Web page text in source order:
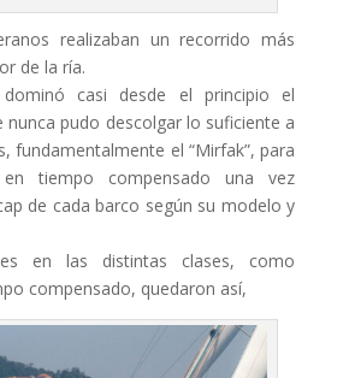
realizaban un recorrido más
de la ría.
casi desde el principio el
nunca pudo descolgar lo suficiente a
fundamentalmente el “Mirfak”, para
tiempo compensado una vez
de cada barco según su modelo y
en las distintas clases, como
compensado, quedaron así,